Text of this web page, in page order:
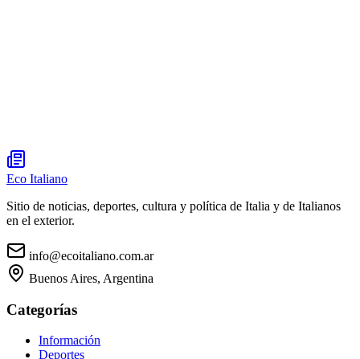
Eco Italiano
Sitio de noticias, deportes, cultura y política de Italia y de Italianos
en el exterior.
info@ecoitaliano.com.ar
Buenos Aires, Argentina
Categorías
Información
Deportes